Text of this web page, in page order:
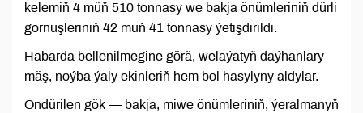
kelemiň 4 müň 510 tonnasy we bakja önümleriniň dürli
görnüşleriniň 42 müň 41 tonnasy ýetişdirildi.
Habarda bellenilmegine görä, welaýatyň daýhanlary
mäş, noýba ýaly ekinleriň hem bol hasylyny aldylar.
Öndürilen gök — bakja, miwe önümleriniň, ýeralmanyň